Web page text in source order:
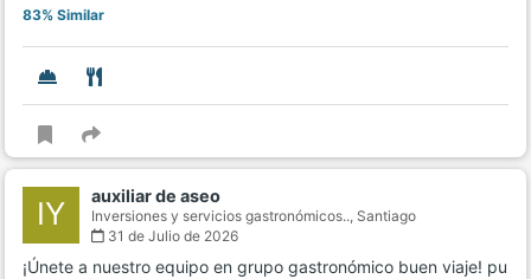
83% Similar
IY auxiliar de aseo
Inversiones y servicios gastronómicos.., Santiago
31 de Julio de 2026
¡Únete a nuestro equipo en grupo gastronómico buen viaje! pu